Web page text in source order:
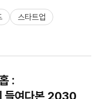
스타트업
:
들여다본 2030